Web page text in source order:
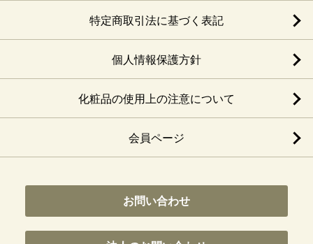
特定商取引法に基づく表記
個人情報保護方針
化粧品の使用上の注意について
会員ページ
お問い合わせ